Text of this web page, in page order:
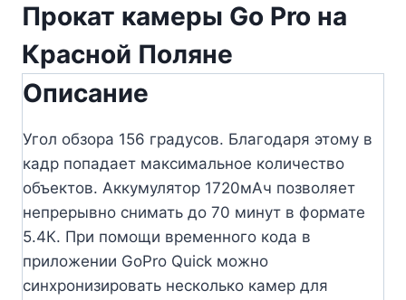
Прокат камеры Go Pro на
Красной Поляне
Описание
Угол обзора 156 градусов. Благодаря этому в
кадр попадает максимальное количество
объектов. Аккумулятор 1720мАч позволяет
непрерывно снимать до 70 минут в формате
5.4К. При помощи временного кода в
приложении GoPro Quick можно
синхронизировать несколько камер для